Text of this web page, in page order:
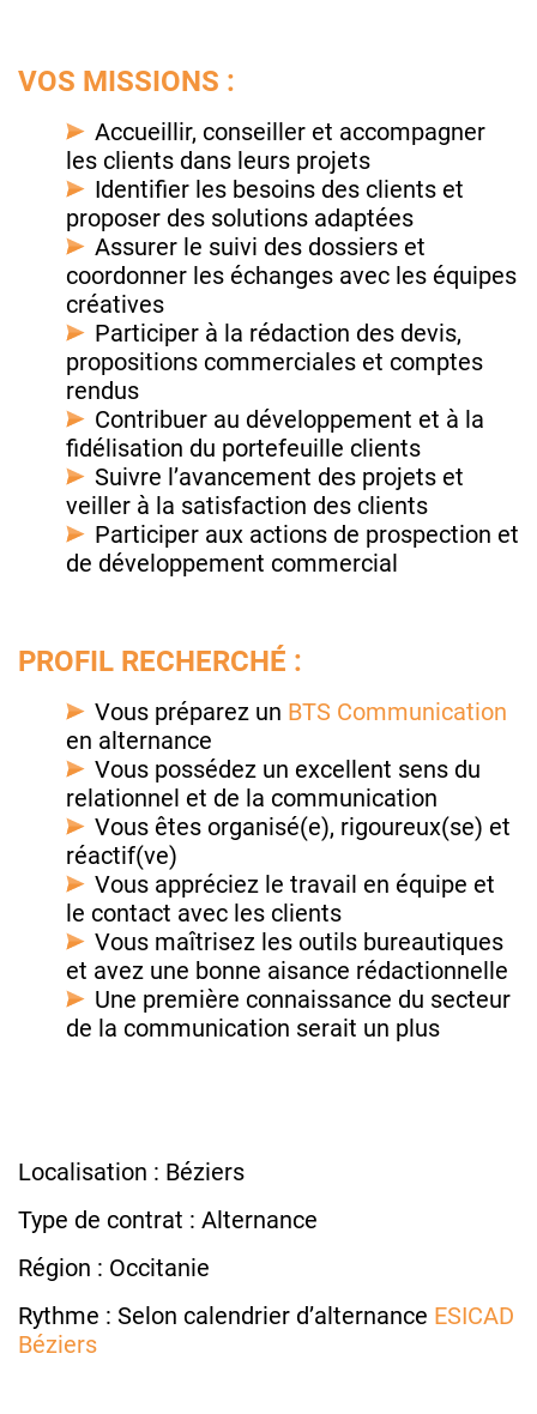
VOS MISSIONS :
Accueillir, conseiller et accompagner
les clients dans leurs projets
Identifier les besoins des clients et
proposer des solutions adaptées
Assurer le suivi des dossiers et
coordonner les échanges avec les équipes
créatives
Participer à la rédaction des devis,
propositions commerciales et comptes
rendus
Contribuer au développement et à la
fidélisation du portefeuille clients
Suivre l’avancement des projets et
veiller à la satisfaction des clients
Participer aux actions de prospection et
de développement commercial
PROFIL RECHERCHÉ :
Vous préparez un BTS Communication
en alternance
Vous possédez un excellent sens du
relationnel et de la communication
Vous êtes organisé(e), rigoureux(se) et
réactif(ve)
Vous appréciez le travail en équipe et
le contact avec les clients
Vous maîtrisez les outils bureautiques
et avez une bonne aisance rédactionnelle
Une première connaissance du secteur
de la communication serait un plus
Localisation : Béziers
Type de contrat : Alternance
Région : Occitanie
Rythme : Selon calendrier d’alternance ESICAD
Béziers